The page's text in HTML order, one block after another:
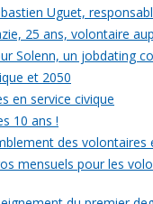
Uguet,
25 ans, volontaire
Solenn, un jobdating
et 2050
en service civique
10 ans !
des volontaires
mensuels pour les